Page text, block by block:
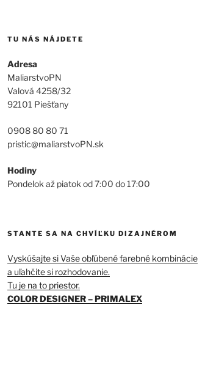
TU NÁS NÁJDETE
Adresa
MaliarstvoPN
Valová 4258/32
92101 Piešťany
0908 80 80 71
pristic@maliarstvoPN.sk
Hodiny
Pondelok až piatok od 7:00 do 17:00
STANTE SA NA CHVÍĽKU DIZAJNÉROM
Vyskúšajte si Vaše obľúbené farebné kombinácie
a uľahčite si rozhodovanie.
Tu je na to priestor.
COLOR DESIGNER – PRIMALEX